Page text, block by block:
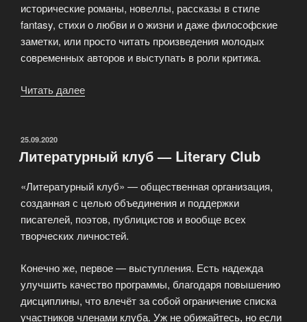
исторические романы, новеллы, рассказы в стиле
fantasy, стихи о любви и о жизни и даже философские
заметки, или просто читать произведения молодых
современных авторов и выступать в роли критика.
Читать далее
ОПУБЛИКОВАНО
25.09.2020
Литературный клуб — Literary Club
«Литературный клуб» — общественная организация,
созданная с целью объединения и поддержки
писателей, поэтов, публицистов и вообще всех
творческих личностей.
Конечно же, первое — выступления. Есть надежда
улучшить качество программы, благодаря повышению
дисциплины, что влечёт за собой ограничение списка
участников членами клуба. Уж не обижайтесь, но если